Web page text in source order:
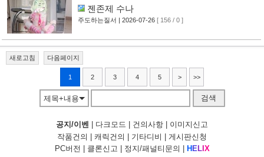
젠존제 수나
주도하는질서 | 2026-07-26 [ 156 / 0 ]
새로고침 다음페이지
1 2 3 4 5 > >>
제목+내용 검색
공지/이벤 다크모드 건의사항
이미지신고
작품건의
캐릭건의 기타디비
게시판신청
PC버전
클론신고 정지/패널티문의 H ELI X